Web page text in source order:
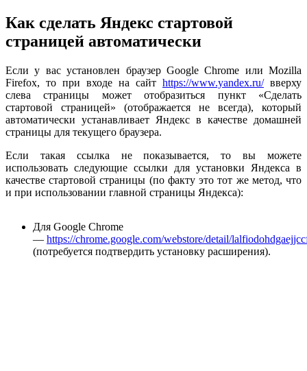
Как сделать Яндекс стартовой
страницей автоматически
Если у вас установлен браузер Google Chrome или Mozilla
Firefox, то при входе на сайт https://www.yandex.ru/вверху
слева страницы может отобразиться пункт «Сделать
стартовой страницей» (отображается не всегда), который
автоматически устанавливает Яндекс в качестве домашней
страницы для текущего браузера.
Если такая ссылка не показывается, то вы можете
использовать следующие ссылки для установки Яндекса в
качестве стартовой страницы (по факту это тот же метод, что
и при использовании главной страницы Яндекса):
Для Google Chrome
— https://chrome.google.com/webstore/detail/
(потребуется подтвердить установку расширения).